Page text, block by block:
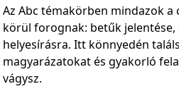
Az Abc témakörben mindazok a
körül forognak: betűk jelentése,
helyesírásra. Itt könnyedén
magyarázatokat és gyakorló
vágysz.